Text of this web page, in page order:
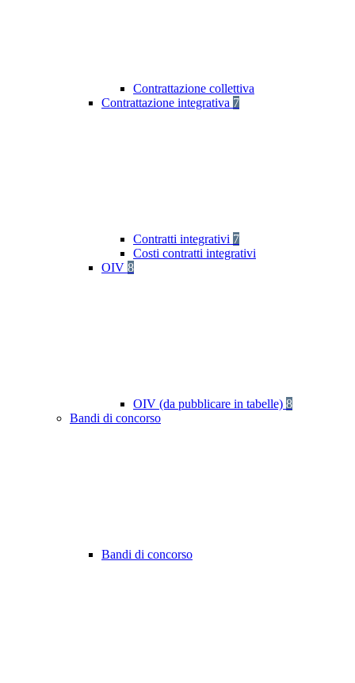
Contrattazione collettiva
Contrattazione integrativa 7
Contratti integrativi 7
Costi contratti integrativi
OIV 8
OIV (da pubblicare in tabelle) 8
Bandi di concorso
Bandi di concorso